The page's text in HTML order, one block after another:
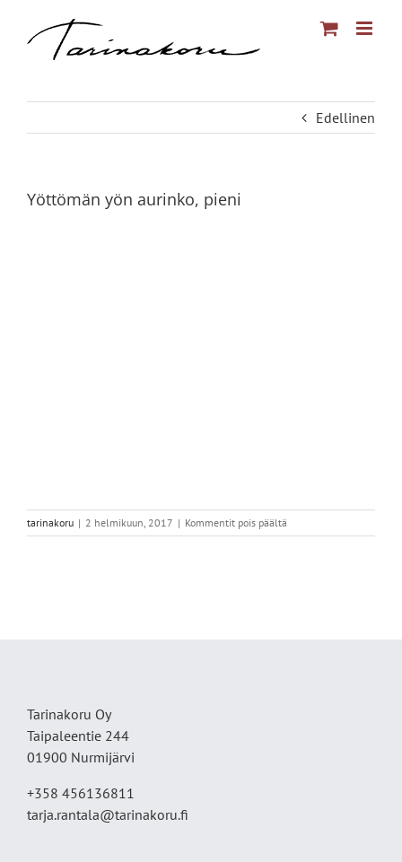
Edellinen
Yöttömän yön aurinko, pieni
tarinakoru | 2 helmikuun, 2017 | Kommentit pois päältä
Yöttömän
Tarinakoru Oy
Taipaleentie 244
01900 Nurmijärvi
+358 456136811
tarja.rantala@tarinakoru.fi